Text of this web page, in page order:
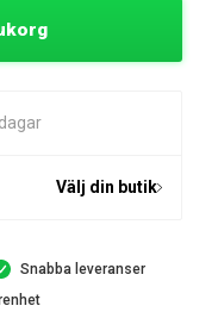
Välj din butik
Snabba leveranser